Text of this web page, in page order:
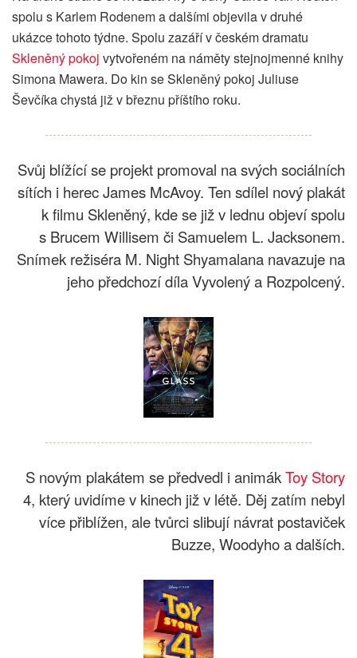
spolu s Karlem Rodenem a dalšími objevila v druhé
ukázce tohoto týdne. Spolu zazáří v českém dramatu
Skleněný pokoj vytvořeném na náměty stejnojmenné knihy
Simona Mawera. Do kin se Skleněný pokoj Juliuse
Ševčíka chystá již v březnu příštího roku.
Svůj blížící se projekt promoval na svých sociálních
sítích i herec James McAvoy. Ten sdílel nový plakát
k filmu Skleněný, kde se již v lednu objeví spolu
s Brucem Willisem či Samuelem L. Jacksonem.
Snímek režiséra M. Night Shyamalana navazuje na
jeho předchozí díla Vyvolený a Rozpolcený.
S novým plakátem se předvedl i animákToy Story
4, který uvidíme v kinech již v létě. Děj zatím nebyl
více přiblížen, ale tvůrci slibují návrat postaviček
Buzze, Woodyho a dalších.